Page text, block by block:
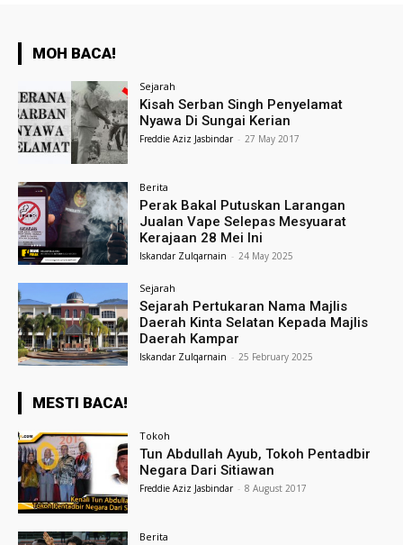
MOH BACA!
Sejarah
Kisah Serban Singh Penyelamat
Nyawa Di Sungai Kerian
Freddie Aziz Jasbindar - 27 May 2017
Berita
Perak Bakal Putuskan Larangan
Jualan Vape Selepas Mesyuarat
Kerajaan 28 Mei Ini
Iskandar Zulqarnain - 24 May 2025
Sejarah
Sejarah Pertukaran Nama Majlis
Daerah Kinta Selatan Kepada Majlis
Daerah Kampar
Iskandar Zulqarnain - 25 February 2025
MESTI BACA!
Tokoh
Tun Abdullah Ayub, Tokoh Pentadbir
Negara Dari Sitiawan
Freddie Aziz Jasbindar - 8 August 2017
Berita